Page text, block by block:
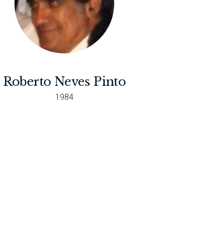
Roberto Neves Pinto
1984